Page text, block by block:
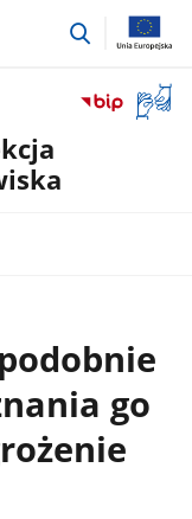
przejdź
okno
go